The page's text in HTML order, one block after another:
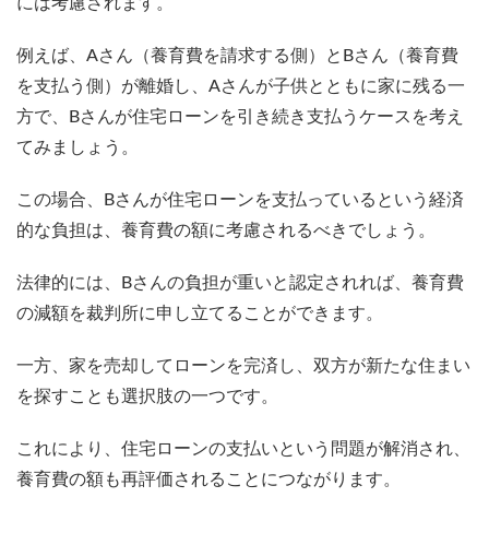
例えば、Aさん（養育費を請求する側）とBさん（養育費
を支払う側）が離婚し、Aさんが子供とともに家に残る一
方で、Bさんが住宅ローンを引き続き支払うケースを考え
てみましょう。
この場合、Bさんが住宅ローンを支払っているという経済
的な負担は、養育費の額に考慮されるべきでしょう。
法律的には、Bさんの負担が重いと認定されれば、養育費
の減額を裁判所に申し立てることができます。
一方、家を売却してローンを完済し、双方が新たな住まい
を探すことも選択肢の一つです。
これにより、住宅ローンの支払いという問題が解消され、
養育費の額も再評価されることにつながります。